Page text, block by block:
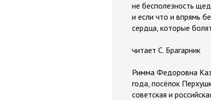
не бесполезность
и если что и впрямь
сердца, которые
читает С. Брагарник
Римма Федоровна
года, посёлок
советская и